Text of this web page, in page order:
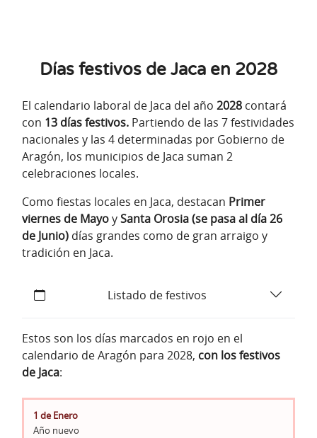
Días festivos de Jaca en 2028
El calendario laboral de Jaca del año 2028 contará
con 13 días festivos. Partiendo de las 7 festividades
nacionales y las 4 determinadas por Gobierno de
Aragón, los municipios de Jaca suman 2
celebraciones locales.
Como fiestas locales en Jaca, destacan Primer
viernes de MayoySanta Orosia (se pasa al día 26
de Junio) días grandes como de gran arraigo y
tradición en Jaca.
Listado de festivos
Estos son los días marcados en rojo en el
calendario de Aragón para 2028, con los festivos
de Jaca:
1 de Enero
Año nuevo